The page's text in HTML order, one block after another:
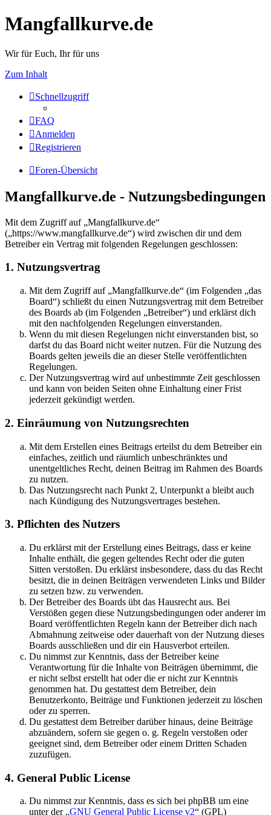
Mangfallkurve.de
Wir für Euch, Ihr für uns
Zum Inhalt
Schnellzugriff
FAQ
Anmelden
Registrieren
Foren-Übersicht
Mangfallkurve.de - Nutzungsbedingungen
Mit dem Zugriff auf „Mangfallkurve.de“
(„https://www.mangfallkurve.de“) wird zwischen dir und dem
Betreiber ein Vertrag mit folgenden Regelungen geschlossen:
1. Nutzungsvertrag
Mit dem Zugriff auf „Mangfallkurve.de“ (im Folgenden „das
Board“) schließt du einen Nutzungsvertrag mit dem Betreiber
des Boards ab (im Folgenden „Betreiber“) und erklärst dich
mit den nachfolgenden Regelungen einverstanden.
Wenn du mit diesen Regelungen nicht einverstanden bist, so
darfst du das Board nicht weiter nutzen. Für die Nutzung des
Boards gelten jeweils die an dieser Stelle veröffentlichten
Regelungen.
Der Nutzungsvertrag wird auf unbestimmte Zeit geschlossen
und kann von beiden Seiten ohne Einhaltung einer Frist
jederzeit gekündigt werden.
2. Einräumung von Nutzungsrechten
Mit dem Erstellen eines Beitrags erteilst du dem Betreiber ein
einfaches, zeitlich und räumlich unbeschränktes und
unentgeltliches Recht, deinen Beitrag im Rahmen des Boards
zu nutzen.
Das Nutzungsrecht nach Punkt 2, Unterpunkt a bleibt auch
nach Kündigung des Nutzungsvertrages bestehen.
3. Pflichten des Nutzers
Du erklärst mit der Erstellung eines Beitrags, dass er keine
Inhalte enthält, die gegen geltendes Recht oder die guten
Sitten verstoßen. Du erklärst insbesondere, dass du das Recht
besitzt, die in deinen Beiträgen verwendeten Links und Bilder
zu setzen bzw. zu verwenden.
Der Betreiber des Boards übt das Hausrecht aus. Bei
Verstößen gegen diese Nutzungsbedingungen oder anderer im
Board veröffentlichten Regeln kann der Betreiber dich nach
Abmahnung zeitweise oder dauerhaft von der Nutzung dieses
Boards ausschließen und dir ein Hausverbot erteilen.
Du nimmst zur Kenntnis, dass der Betreiber keine
Verantwortung für die Inhalte von Beiträgen übernimmt, die
er nicht selbst erstellt hat oder die er nicht zur Kenntnis
genommen hat. Du gestattest dem Betreiber, dein
Benutzerkonto, Beiträge und Funktionen jederzeit zu löschen
oder zu sperren.
Du gestattest dem Betreiber darüber hinaus, deine Beiträge
abzuändern, sofern sie gegen o. g. Regeln verstoßen oder
geeignet sind, dem Betreiber oder einem Dritten Schaden
zuzufügen.
4. General Public License
Du nimmst zur Kenntnis, dass es sich bei phpBB um eine
unter der „GNU General Public License v2“ (GPL)